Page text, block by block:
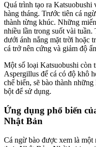
Quá trình tạo ra Katsuobushi
hàng tháng. Trước tiên cá
thành từng khúc. Những
nhiều lần trong suốt vài
dưới ánh nắng mặt trời hoặc
cá trở nên cứng và giảm độ
Một số loại Katsuobushi còn
Aspergillus để cá có độ khô
chế biến, sẽ bào thành
bột để sử dụng.
Ứng dụng phổ biến
Nhật Bản
Cá ngừ bào được xem là